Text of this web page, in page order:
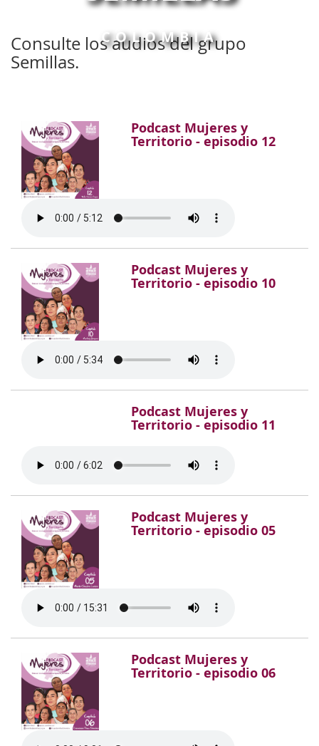
COLOMBIA
Consulte los audios del grupo
Semillas.
Podcast Mujeres y
Territorio - episodio 12
Podcast Mujeres y
Territorio - episodio 10
Podcast Mujeres y
Territorio - episodio 11
Podcast Mujeres y
Territorio - episodio 05
Podcast Mujeres y
Territorio - episodio 06